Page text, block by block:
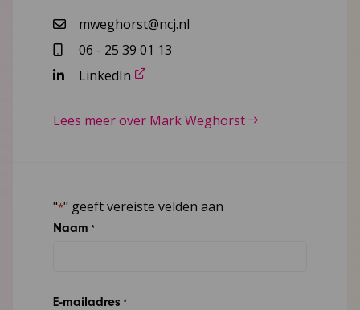
mweghorst@ncj.nl
06 - 25 39 01 13
LinkedIn
Lees meer over Mark Weghorst
"*" geeft vereiste velden aan
Naam *
E-mailadres *